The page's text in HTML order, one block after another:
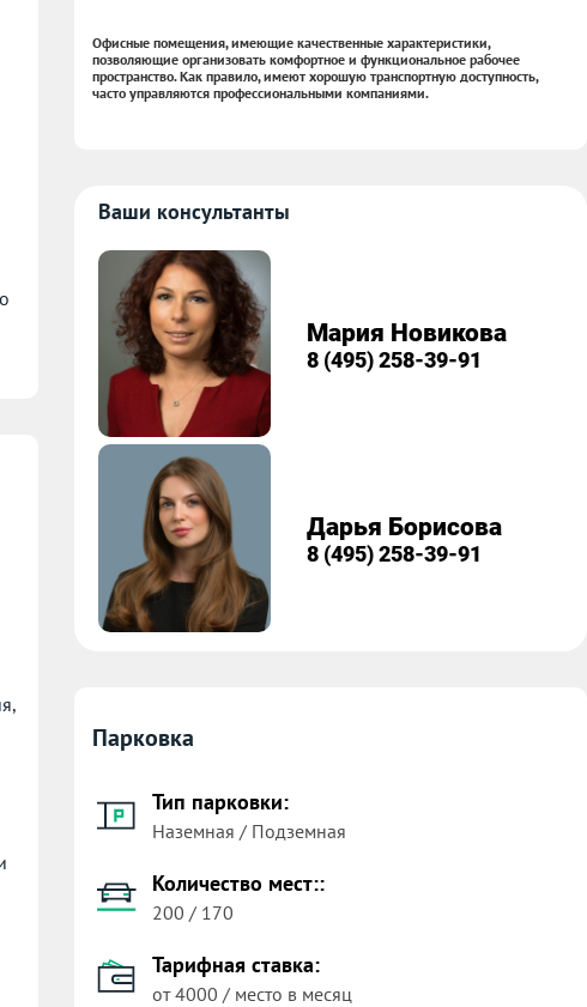
Офисные помещения, имеющие качественные характеристики,
позволяющие организовать комфортное и функциональное рабочее
пространство. Как правило, имеют хорошую транспортную доступность,
часто управляются профессиональными компаниями.
Ваши консультанты
Мария Новикова
8 (495) 258-39-91
Дарья Борисова
8 (495) 258-39-91
Парковка
Тип парковки:
Наземная / Подземная
Количество мест::
200 / 170
Тарифная ставка:
от 4000 / место в месяц